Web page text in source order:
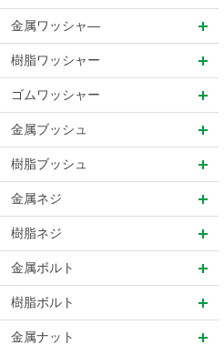
金属ワッシャ―
樹脂ワッシャー
ゴムワッシャー
金属ブッシュ
樹脂ブッシュ
金属ネジ
樹脂ネジ
金属ボルト
樹脂ボルト
金属ナット